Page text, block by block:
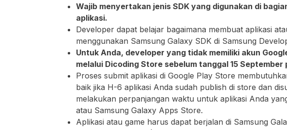
Wajib menyertakan jenis SDK yang digunakan di
aplikasi.
Developer dapat belajar bagaimana membuat aplikasi
menggunakan Samsung Galaxy SDK di Samsung
Untuk Anda, developer yang tidak memiliki akun
melalui Dicoding Store sebelum tanggal 15 September
Proses submit aplikasi di Google Play Store
baik jika H-6 aplikasi Anda sudah publish di store dan
melakukan perpanjangan waktu untuk aplikasi Anda
atau Samsung Galaxy Apps Store.
Aplikasi atau game harus dapat berjalan di Samsung